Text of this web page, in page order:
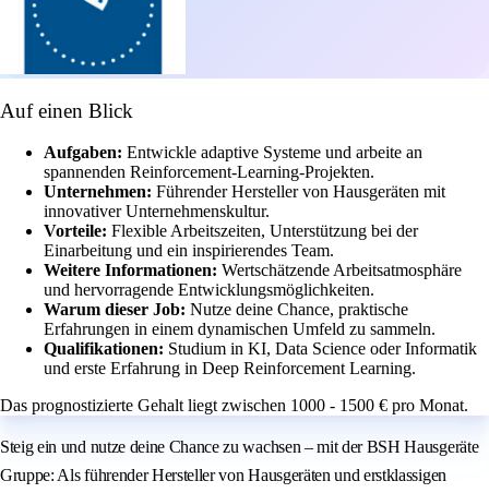
Auf einen Blick
Aufgaben: Entwickle adaptive Systeme und arbeite an
spannenden Reinforcement-Learning-Projekten.
Unternehmen: Führender Hersteller von Hausgeräten mit
innovativer Unternehmenskultur.
Vorteile: Flexible Arbeitszeiten, Unterstützung bei der
Einarbeitung und ein inspirierendes Team.
Weitere Informationen: Wertschätzende Arbeitsatmosphäre
und hervorragende Entwicklungsmöglichkeiten.
Warum dieser Job: Nutze deine Chance, praktische
Erfahrungen in einem dynamischen Umfeld zu sammeln.
Qualifikationen: Studium in KI, Data Science oder Informatik
und erste Erfahrung in Deep Reinforcement Learning.
Das prognostizierte Gehalt liegt zwischen 1000 - 1500 € pro Monat.
Steig ein und nutze deine Chance zu wachsen – mit der BSH Hausgeräte
Gruppe: Als führender Hersteller von Hausgeräten und erstklassigen